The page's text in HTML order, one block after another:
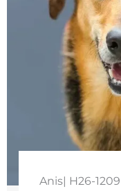
Anis| H26-1209